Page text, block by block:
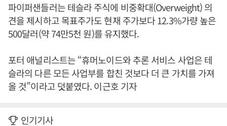
파이퍼샌들러는 테슬라 주식에 비중확대(Overweight) 의
견을 제시하고 목표주가도 현재 주가보다 12.3%가량 높은
500달러(약 74만5천 원)를 유지했다.
포터 애널리스트는 “휴머노이드와 추론 서비스 사업은 테
슬라의 다른 모든 사업부를 합친 것보다 더 큰 가치를 가져
올 것”이라고 덧붙였다. 이근호 기자
인기기사